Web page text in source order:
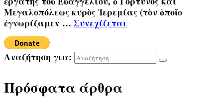
Μεγαλοπόλεως κυρὸς Ἱερεμίας (τὸν ὁποῖο
ἐγνωρίζαμεν … Συνεχίζεται
Αναζήτηση για:
Πρόσφατα άρθρα